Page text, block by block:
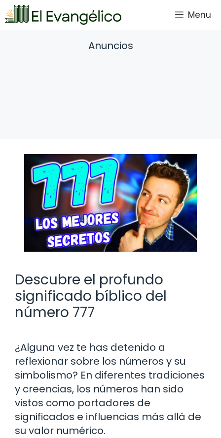
Saltar
al
Menu
Anuncios
Descubre el profundo
significado bíblico del
número 777
¿Alguna vez te has detenido a
reflexionar sobre los números y su
simbolismo? En diferentes tradiciones
y creencias, los números han sido
vistos como portadores de
significados e influencias más allá de
su valor numérico.